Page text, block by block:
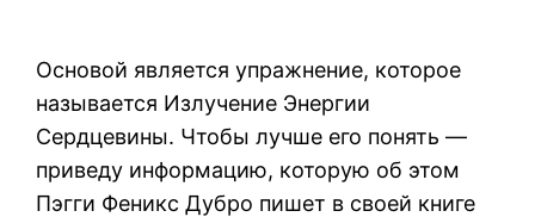
Основой является упражнение, которое
называется Излучение Энергии
Сердцевины. Чтобы лучше его понять —
приведу информацию, которую об этом
Пэгги Феникс Дубро пишет в своей книге